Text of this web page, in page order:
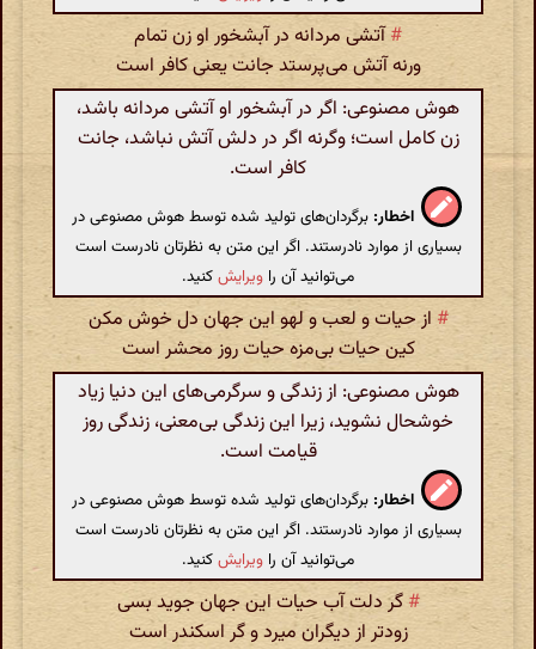
#آتشی مردانه در آبشخور او زن تمام
ورنه آتش می‌پرستد جانت یعنی کافر است
هوش مصنوعی: اگر در آبشخور او آتشی مردانه باشد،
زن کامل است؛ وگرنه اگر در دلش آتش نباشد، جانت
کافر است.
اخطار: برگردان‌های تولید شده توسط هوش مصنوعی در
بسیاری از موارد نادرستند. اگر این متن به نظرتان نادرست است
می‌توانید آن را ویرایشکنید.
# از حیات و لعب و لهو این جهان دل خوش مکن
کین حیات بی‌مزه حیات روز محشر است
هوش مصنوعی: از زندگی و سرگرمی‌های این دنیا زیاد
خوشحال نشوید، زیرا این زندگی بی‌معنی، زندگی روز
قیامت است.
اخطار: برگردان‌های تولید شده توسط هوش مصنوعی در
بسیاری از موارد نادرستند. اگر این متن به نظرتان نادرست است
می‌توانید آن را ویرایشکنید.
# گر دلت آب حیات این جهان جوید بسی
زودتر از دیگران میرد و گر اسکندر است